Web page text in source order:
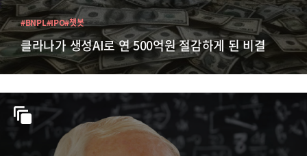
클라나가 생성AI로 연 500억원 절감하게 된 비결
#BNPL#IPO#챗봇